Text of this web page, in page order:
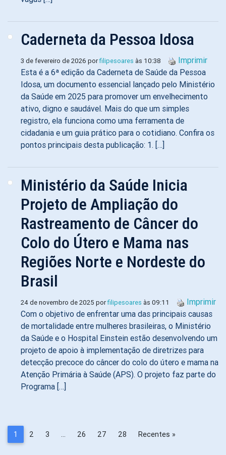
Caderneta da Pessoa Idosa
3 de fevereiro de 2026 porfilipesoares às 10:38
Imprimir
Esta é a 6ª edição da Caderneta de Saúde da Pessoa
Idosa, um documento essencial lançado pelo Ministério
da Saúde em 2025 para promover um envelhecimento
ativo, digno e saudável. Mais do que um simples
registro, ela funciona como uma ferramenta de
cidadania e um guia prático para o cotidiano. Confira os
pontos principais desta publicação: 1. […]
Ministério da Saúde Inicia
Projeto de Ampliação do
Rastreamento de Câncer do
Colo do Útero e Mama nas
Regiões Norte e Nordeste do
Brasil
24 de novembro de 2025 porfilipesoares às 09:11
Imprimir
Com o objetivo de enfrentar uma das principais causas
de mortalidade entre mulheres brasileiras, o Ministério
da Saúde e o Hospital Einstein estão desenvolvendo um
projeto de apoio à implementação de diretrizes para
detecção precoce do câncer do colo do útero e mama na
Atenção Primária à Saúde (APS). O projeto faz parte do
Programa […]
1 2 3 … 26 27 28 Recentes »